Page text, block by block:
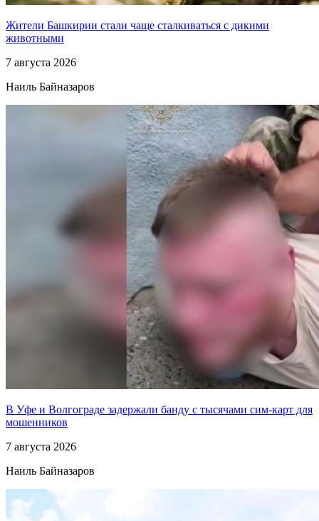
Жители Башкирии стали чаще сталкиваться с дикими
животными
7 августа 2026
Наиль Байназаров
В Уфе и Волгограде задержали банду с тысячами сим-карт для
мошенников
7 августа 2026
Наиль Байназаров